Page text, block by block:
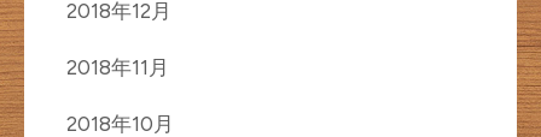
2018年12月
2018年11月
2018年10月